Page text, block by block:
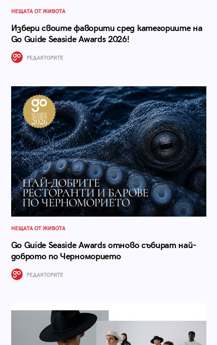
НЕЩАТА ОТ ЖИВОТА
Избери своите фаворити сред категориите на
Go Guide Seaside Awards 2026!
РЕДАКТОРИТЕ
НЕЩАТА ОТ ЖИВОТА
Go Guide Seaside Awards отново събират най-
доброто по Черноморието
РЕДАКТОРИТЕ